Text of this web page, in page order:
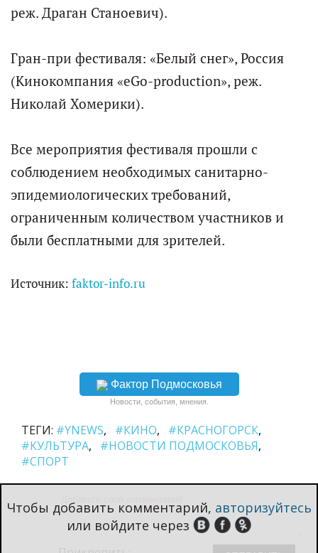
реж. Драган Станоевич).
Гран-при фестиваля: «Белый снег», Россия
(Кинокомпания «eGo-production», реж.
Николай Хомерики).
Все мероприятия фестиваля прошли с
соблюдением необходимых санитарно-
эпидемиологических требований,
ограниченным количеством участников и
были бесплатными для зрителей.
Источник: faktor-info.ru
Фактор Подмосковья
Новости, события, мнения.
ТЕГИ: #YNEWS #КИНО
#КРАСНОГОРСК
#КУЛЬТУРА
#НОВОСТИ ПОДМОСКОВЬЯ
#СПОРТ
Чтобы добавить комментарий, авторизуйтесь
или войдите через